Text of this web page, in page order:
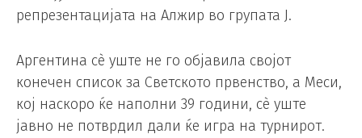
репрезентацијата на Алжир во групата Ј.
Аргентина сè уште не го објавила својот
конечен список за Светското првенство, а Меси,
кој наскоро ќе наполни 39 години, сè уште
јавно не потврдил дали ќе игра на турнирот.